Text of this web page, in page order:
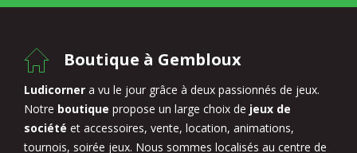
Boutique à Gembloux
Ludicorner a vu le jour grâce à deux passionnés de jeux.
Notre boutique propose un large choix de jeux de
société et accessoires, vente, location, animations,
tournois, soirée jeux. Nous sommes localisés au centre de